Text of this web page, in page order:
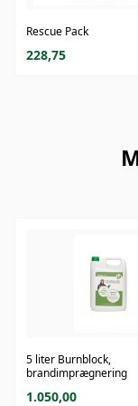
Rescue Pack
228,75
5 liter Burnblock,
brandimprægnering
1.050,00